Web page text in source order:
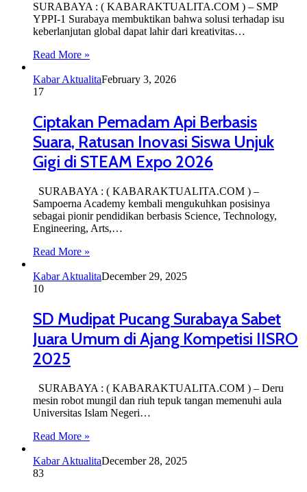
SURABAYA : ( KABARAKTUALITA.COM ) – SMP
YPPI-1 Surabaya membuktikan bahwa solusi terhadap isu
keberlanjutan global dapat lahir dari kreativitas…
Read More »
Kabar AktualitaFebruary 3, 2026
17
Ciptakan Pemadam Api Berbasis
Suara, Ratusan Inovasi Siswa Unjuk
Gigi di STEAM Expo 2026
SURABAYA : ( KABARAKTUALITA.COM ) –
Sampoerna Academy kembali mengukuhkan posisinya
sebagai pionir pendidikan berbasis Science, Technology,
Engineering, Arts,…
Read More »
Kabar AktualitaDecember 29, 2025
10
SD Mudipat Pucang Surabaya Sabet
Juara Umum di Ajang Kompetisi IISRO
2025
SURABAYA : ( KABARAKTUALITA.COM ) – Deru
mesin robot mungil dan riuh tepuk tangan memenuhi aula
Universitas Islam Negeri…
Read More »
Kabar AktualitaDecember 28, 2025
83